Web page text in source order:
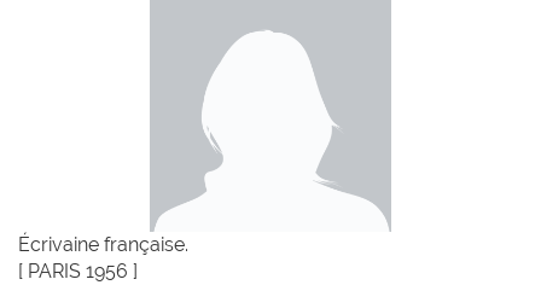
Écrivaine française.
[ PARIS 1956 ]